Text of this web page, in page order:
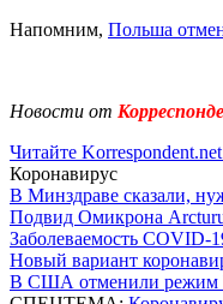
Напомним, Польша
Новости от
Читайте
Коронавирус
В Минздраве сказали,
Подвид Омикрона
Заболеваемость COVID-
Новый вариант
В США отменили режим